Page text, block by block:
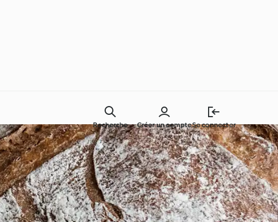
Créer un compteSe connecter
Recherche
Des ingrédients simples !